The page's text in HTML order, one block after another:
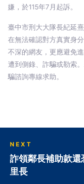
嫌，於115年7月起訴。
臺中市刑大大隊長紀延
在無法確認對方真實身
不深的網友，更應避免
遭到側錄、詐騙或勒索
騙諮詢專線求助。
NEXT
詐領鄰長補助款
里長